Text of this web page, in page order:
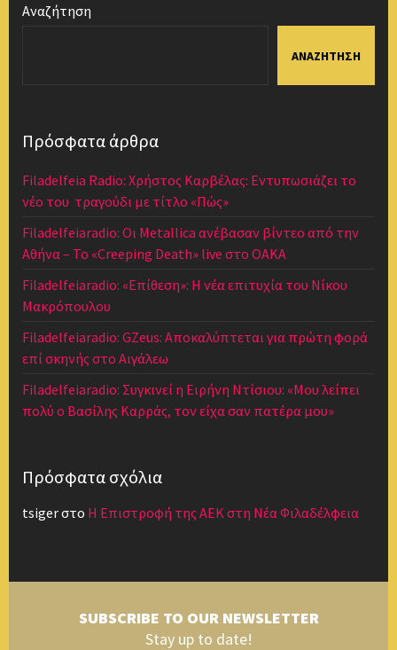
Αναζήτηση
ΑΝΑΖΉΤΗΣΗ
Πρόσφατα άρθρα
Filadelfeia Radio: Χρήστος Καρβέλας: Εντυπωσιάζει το
νέο του τραγούδι με τίτλο «Πώς»
Filadelfeiaradio: Οι Metallica ανέβασαν βίντεο από την
Αθήνα – Το «Creeping Death» live στο ΟΑΚΑ
Filadelfeiaradio: «Επίθεση»: Η νέα επιτυχία του Νίκου
Μακρόπουλου
Filadelfeiaradio: GZeus: Αποκαλύπτεται για πρώτη φορά
επί σκηνής στο Αιγάλεω
Filadelfeiaradio: Συγκινεί η Ειρήνη Ντίσιου: «Μου λείπει
πολύ ο Βασίλης Καρράς, τον είχα σαν πατέρα μου»
Πρόσφατα σχόλια
tsigerστο Η Επιστροφή της ΑΕΚ στη Νέα Φιλαδέλφεια
SUBSCRIBE TO OUR NEWSLETTER
Stay up to date!